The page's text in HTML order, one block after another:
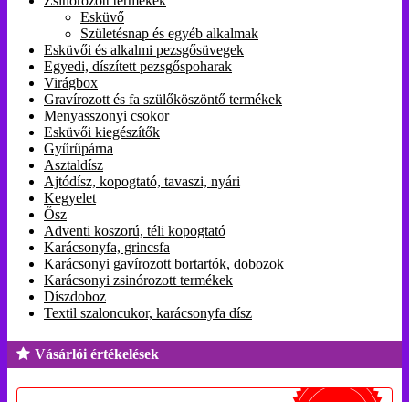
Esküvő
Születésnap és egyéb alkalmak
Esküvői és alkalmi pezsgősüvegek
Egyedi, díszített pezsgőspoharak
Virágbox
Gravírozott és fa szülőköszöntő termékek
Menyasszonyi csokor
Esküvői kiegészítők
Gyűrűpárna
Asztaldísz
Ajtódísz, kopogtató, tavaszi, nyári
Kegyelet
Ősz
Adventi koszorú, téli kopogtató
Karácsonyfa, grincsfa
Karácsonyi gavírozott bortartók, dobozok
Karácsonyi zsinórozott termékek
Díszdoboz
Textil szaloncukor, karácsonyfa dísz
Vásárlói értékelések